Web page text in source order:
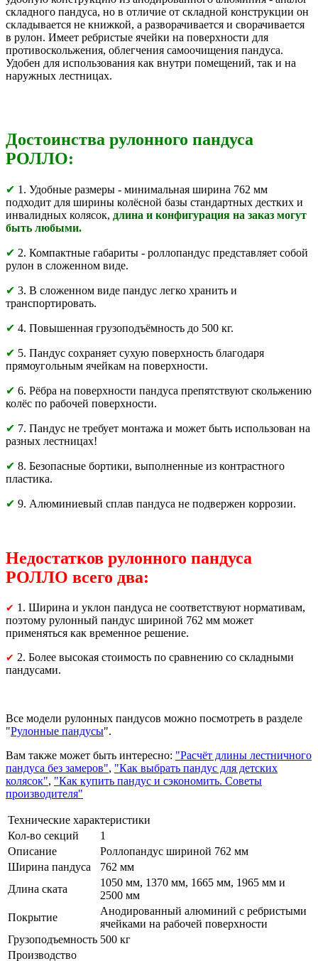
складного пандуса, но в отличие от складной конструкции он
складывается не книжкой, а разворачивается и сворачивается
в рулон. Имеет ребристые ячейки на поверхности для
противоскольжения, облегчения самоочищения пандуса.
Удобен для использования как внутри помещений, так и на
наружных лестницах.
Достоинства рулонного пандуса
РОЛЛО:
✔ 1. Удобные размеры - минимальная ширина 762 мм
подходит для ширины колёсной базы стандартных дестких и
инвалидных колясок, длина и конфигурация на заказ могут
быть любыми.
✔ 2. Компактные габариты - роллопандус представляет собой
рулон в сложенном виде.
✔ 3. В сложенном виде пандус легко хранить и
транспортировать.
✔ 4. Повышенная грузоподъёмность до 500 кг.
✔ 5. Пандус сохраняет сухую поверхность благодаря
прямоугольным ячейкам на поверхности.
✔ 6. Рёбра на поверхности пандуса препятствуют скольжению
колёс по рабочей поверхности.
✔ 7. Пандус не требует монтажа и может быть использован на
разных лестницах!
✔ 8. Безопасные бортики, выполненные из контрастного
пластика.
✔ 9. Алюминиевый сплав пандуса не подвержен коррозии.
Недостатков рулонного пандуса
РОЛЛО всего два:
✔ 1. Ширина и уклон пандуса не соответствуют нормативам,
поэтому рулонный пандус шириной 762 мм может
применяться как временное решение.
✔ 2. Более высокая стоимость по сравнению со складными
пандусами.
Все модели рулонных пандусов можно посмотреть в разделе
"Рулонные пандусы".
Вам также может быть интересно: "Расчёт длины лестничного
пандуса без замеров", "Как выбрать пандус для детских
колясок", "Как купить пандус и сэкономить. Советы
производителя"
Технические характеристики
Кол-во секций
1
Описание
Роллопандус шириной 762 мм
Ширина пандуса
762 мм
Длина ската
1050 мм, 1370 мм, 1665 мм, 1965 мм и
2500 мм
Покрытие
Анодированный алюминий с ребристыми
ячейками на рабочей поверхности
Грузоподъемность 500 кг
Производство